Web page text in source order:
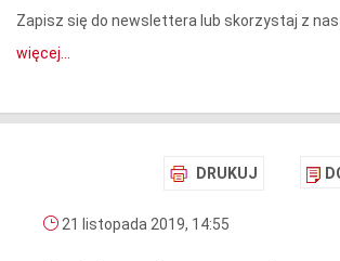
Zapisz się do newslettera lub skorzystaj z
więcej...
DRUKUJ
21 listopada 2019, 14:55